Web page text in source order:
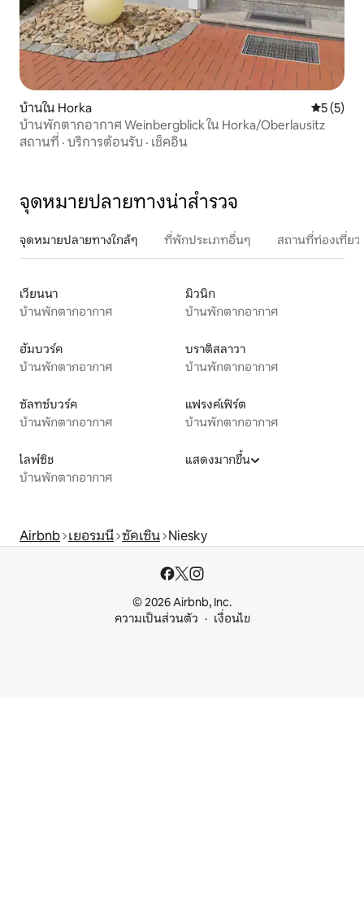
บ้านใน Horka คะแนนเฉ
5 (5)
บ้านพักตากอากาศ Weinbergblick ใน Horka/Oberlausitz
สถานที่ · บริการต้อนรับ · เช็คอิน
จุดหมายปลายทางน่าสำรวจ
จุดหมายปลายทางใกล้ๆ ที่พักประเภทอื่นๆ สถานที่ท่องเที่ย
เวียนนา
บ้านพักตากอากาศ
มิวนิก
บ้านพักตากอากาศ
ฮัมบวร์ค
บ้านพักตากอากาศ
บราติสลาวา
บ้านพักตากอากาศ
ซัลทซ์บวร์ค
บ้านพักตากอากาศ
แฟรงค์เฟิร์ต
บ้านพักตากอากาศ
ไลพ์ซิช
บ้านพักตากอากาศ
แสดงมากขึ้น
Airbnb เยอรมนี ซัคเซิน Niesky
© 2026 Airbnb, Inc.
ความเป็นส่วนตัว
เงื่อนไข